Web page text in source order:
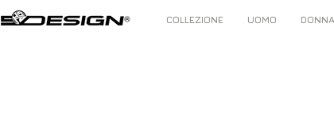
COLLEZIONE UOMO DONNA